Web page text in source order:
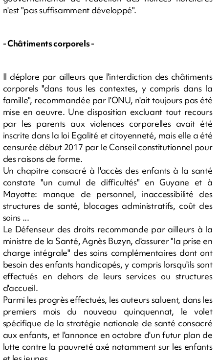
n'est "pas suffisamment développé".
- Châtiments corporels -
Il déplore par ailleurs que l'interdiction des châtiments
corporels "dans tous les contextes, y compris dans la
famille", recommandée par l'ONU, n'ait toujours pas été
mise en oeuvre. Une disposition excluant tout recours
par les parents aux violences corporelles avait été
inscrite dans la loi Egalité et citoyenneté, mais elle a été
censurée début 2017 par le Conseil constitutionnel pour
des raisons de forme.
Un chapitre consacré à l'accès des enfants à la santé
constate "un cumul de difficultés" en Guyane et à
Mayotte: manque de personnel, inaccessibilité des
structures de santé, blocages administratifs, coût des
soins ...
Le Défenseur des droits recommande par ailleurs à la
ministre de la Santé, Agnès Buzyn, d'assurer "la prise en
charge intégrale" des soins complémentaires dont ont
besoin des enfants handicapés, y compris lorsqu'ils sont
effectués en dehors de leurs services ou structures
d'accueil.
Parmi les progrès effectués, les auteurs saluent, dans les
premiers mois du nouveau quinquennat, le volet
spécifique de la stratégie nationale de santé consacré
aux enfants, et l'annonce en octobre d'un futur plan de
lutte contre la pauvreté axé notamment sur les enfants